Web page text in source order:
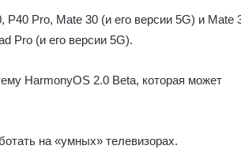
Pro, Mate 30 (и его версии 5G) и Mate
Pro (и его версии 5G).
HarmonyOS 2.0 Beta, которая может
на «умных» телевизорах.
ніж здається: розвиток мислення та
навичок
Обмен криптовалют без лишнего
Як винайшли перший комп’ютер: